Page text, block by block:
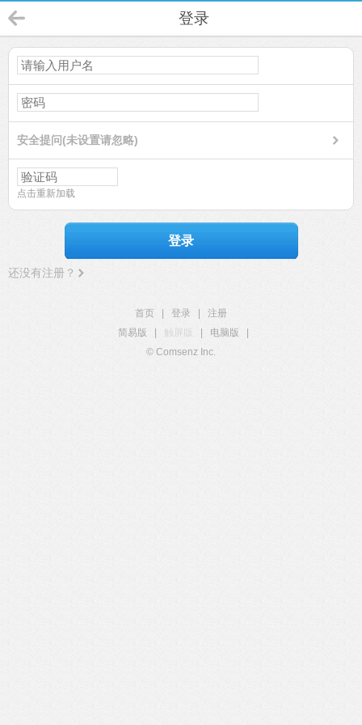
登录
安全提问(未设置请忽略)
点击重新加载
登录
还没有注册？
首页 登录
注册
简易版
触屏版 电脑版
© Comsenz Inc.